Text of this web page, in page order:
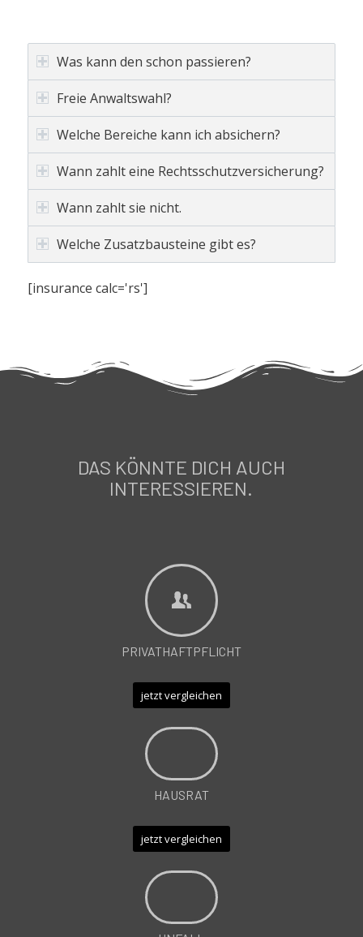
Was kann den schon passieren?
Freie Anwaltswahl?
Welche Bereiche kann ich absichern?
Wann zahlt eine Rechtsschutzversicherung?
Wann zahlt sie nicht.
Welche Zusatzbausteine gibt es?
[insurance calc='rs']
DAS KÖNNTE DICH AUCH
INTERESSIEREN.
PRIVATHAFTPFLICHT
jetzt vergleichen
HAUSRAT
jetzt vergleichen